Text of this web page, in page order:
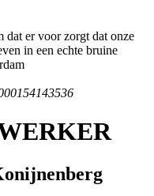
dat er voor zorgt dat onze
in een echte bruine